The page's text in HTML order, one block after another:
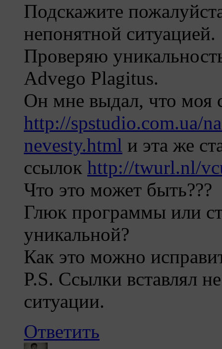
Подскажите
непонятной ситуацией.
Проверяю
Advego Plagitus.
Он мне выдал, что моя
http://spstudio.com.ua/
nevesty.html и эта же
ссылок http://twurl.nl/
Что это может быть???
Глюк программы или
уникальной?
Как это можно
P.S. Ссылки вставлял
ситуации.
Ответить